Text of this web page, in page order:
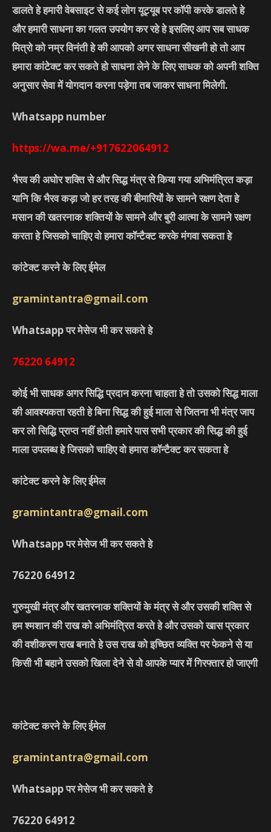
डालते हे हमारी वेबसाइट से कई लोग यूट्यूब पर कॉपी करके डालते हे
और हमारी साधना का गलत उपयोग कर रहे हे इसलिए आप सब साधक
मित्रो को नम्र विनंती हे की आपको अगर साधना सीखनी हो तो आप
हमारा कांटेक्ट कर सकते हो साधना लेने के लिए साधक को अपनी शक्ति
अनुसार सेवा में योगदान करना पड़ेगा तब जाकर साधना मिलेगी.
Whatsapp number
https://wa.me/+917622064912
भैरव की अघोर शक्ति से और सिद्ध मंत्र से किया गया अभिमंत्रित कड़ा
यानि कि भैरव कड़ा जो हर तरह की बीमारियों के सामने रक्षण देता हे
मसान की खतरनाक शक्तियों के सामने और बुरी आत्मा के सामने रक्षण
करता हे जिसको चाहिए वो हमारा कॉन्टैक्ट करके मंगवा सकता हे
कांटेक्ट करने के लिए ईमेल
gramintantra@gmail.com
Whatsapp पर मेसेज भी कर सकते हे
76220 64912
कोई भी साधक अगर सिद्धि प्रदान करना चाहता हे तो उसको सिद्ध माला
की आवश्यकता रहती हे बिना सिद्ध की हुई माला से जितना भी मंत्र जाप
कर लो सिद्धि प्राप्त नहीं होती हमारे पास सभी प्रकार की सिद्ध की हुई
माला उपलब्ध हे जिसको चाहिए वो हमारा कॉन्टैक्ट कर सकता हे
कांटेक्ट करने के लिए ईमेल
gramintantra@gmail.com
Whatsapp पर मेसेज भी कर सकते हे
76220 64912
गुरुमुखी मंत्र और खतरनाक शक्तियों के मंत्र से और उसकी शक्ति से
हम श्मशान की राख को अभिमंत्रित करते हे और उसको खास प्रकार
की वशीकरण राख बनाते हे उस राख को इच्छित व्यक्ति पर फेकने से या
किसी भी बहाने उसको खिला देने से वो आपके प्यार में गिरफ्तार हो जाएगी
कांटेक्ट करने के लिए ईमेल
gramintantra@gmail.com
Whatsapp पर मेसेज भी कर सकते हे
76220 64912